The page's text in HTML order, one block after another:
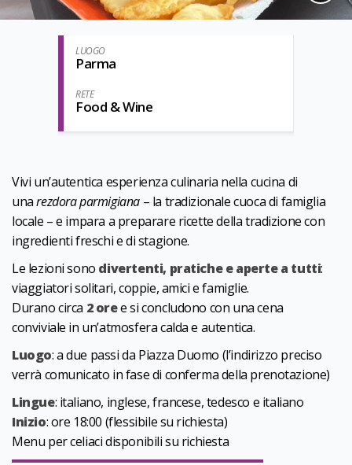
LUOGO
Parma
RETE
Food & Wine
Vivi un’autentica esperienza culinaria nella cucina di
unarezdora parmigiana – la tradizionale cuoca di famiglia
locale – e impara a preparare ricette della tradizione con
ingredienti freschi e di stagione.
Le lezioni sono divertenti, pratiche e aperte a tutti:
viaggiatori solitari, coppie, amici e famiglie.
Durano circa 2 oree si concludono con una cena
conviviale in un’atmosfera calda e autentica.
Luogo: a due passi da Piazza Duomo (l’indirizzo preciso
verrà comunicato in fase di conferma della prenotazione)
Lingue: italiano, inglese, francese, tedesco e italiano
Inizio: ore 18:00 (flessibile su richiesta)
Menu per celiaci disponibili su richiesta